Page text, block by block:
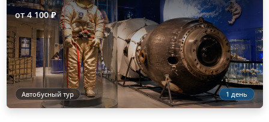
от 4 100 ₽
Автобусный тур 1 день